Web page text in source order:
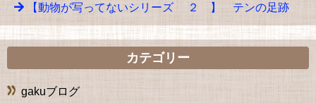
【動物が写ってないシリーズ ２ 】 テンの足跡
カテゴリー
gakuブログ